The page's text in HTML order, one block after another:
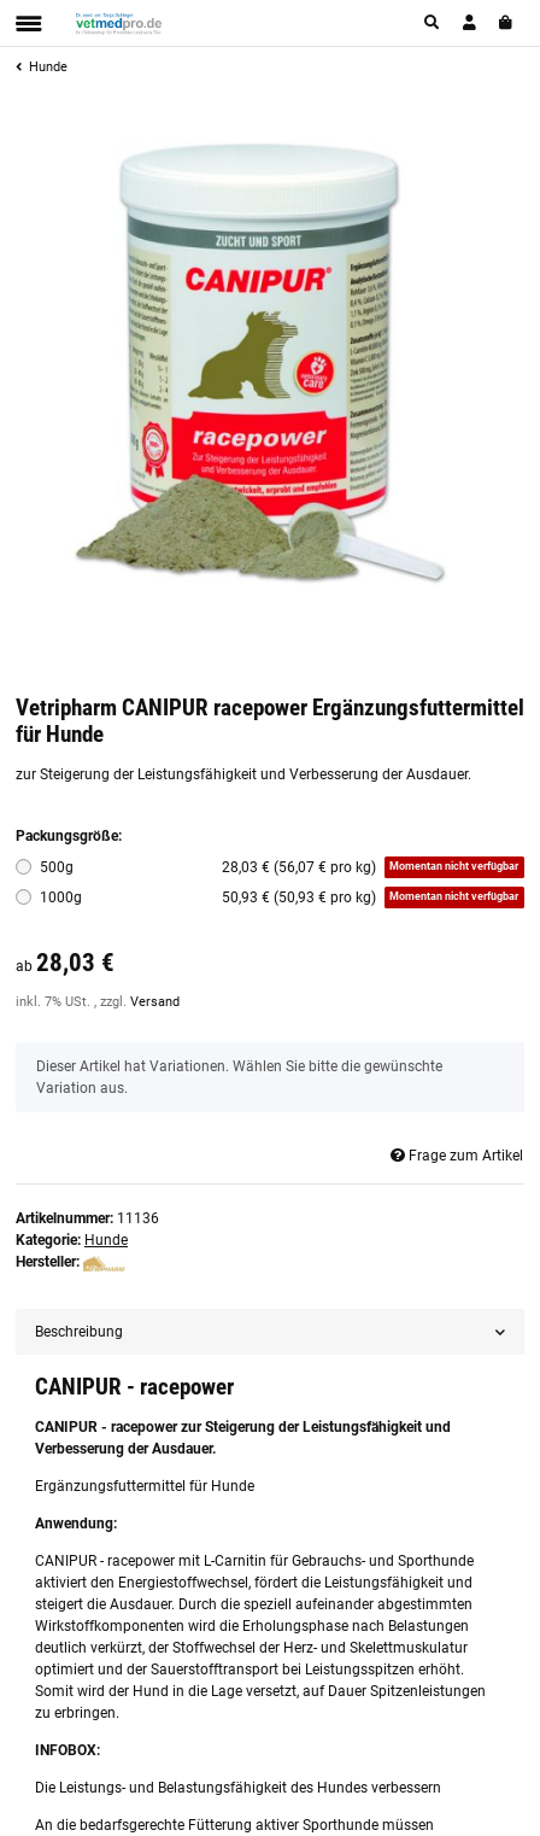
Hunde
Vetripharm CANIPUR racepower Ergänzungsfuttermittel
für Hunde
zur Steigerung der Leistungsfähigkeit und Verbesserung der Ausdauer.
Packungsgröße:
500g
28,03 € (56,07 € pro kg) Momentan nicht verfügbar
1000g 50,93 € (50,93 € pro kg) Momentan nicht verfügbar
ab 28,03 €
inkl. 7% USt. , zzgl. Versand
xDieser Artikel hat Variationen. Wählen Sie bitte die gewünschte
Variation aus.
Frage zum Artikel
Artikelnummer: 11136
Kategorie: Hunde
Hersteller:
Beschreibung
CANIPUR - racepower
CANIPUR - racepower zur Steigerung der Leistungsfähigkeit und
Verbesserung der Ausdauer.
Ergänzungsfuttermittel für Hunde
Anwendung:
CANIPUR - racepower mit L-Carnitin für Gebrauchs- und Sporthunde
aktiviert den Energiestoffwechsel, fördert die Leistungsfähigkeit und
steigert die Ausdauer. Durch die speziell aufeinander abgestimmten
Wirkstoffkomponenten wird die Erholungsphase nach Belastungen
deutlich verkürzt, der Stoffwechsel der Herz- und Skelettmuskulatur
optimiert und der Sauerstofftransport bei Leistungsspitzen erhöht.
Somit wird der Hund in die Lage versetzt, auf Dauer Spitzenleistungen
zu erbringen.
INFOBOX:
Die Leistungs- und Belastungsfähigkeit des Hundes verbessern
An die bedarfsgerechte Fütterung aktiver Sporthunde müssen